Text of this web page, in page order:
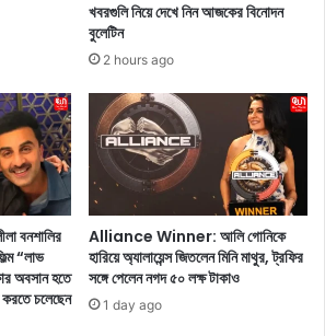
খবরগুলি নিয়ে দেখে নিন আজকের বিনোদন
বুলেটিন
2 hours ago
বনশালির
“লাভ
অবসান হতে
চলেছেন
Alliance Winner: আলি গোনিকে
হারিয়ে অ্যালায়েন্স জিতলেন মিনি মাথুর, ট্রফির
সঙ্গে পেলেন নগদ ৫০ লক্ষ টাকাও
1 day ago